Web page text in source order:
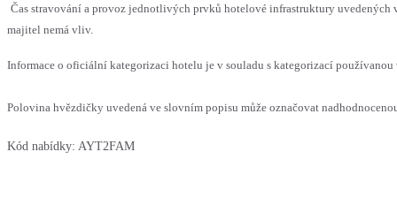
Čas stravování a provoz jednotlivých prvků hotelové infrastruktury uvedených
majitel nemá vliv.
Informace o oficiální kategorizaci hotelu je v souladu s kategorizací
Polovina hvězdičky uvedená ve slovním popisu může označovat
Kód nabídky: AYT2FAM